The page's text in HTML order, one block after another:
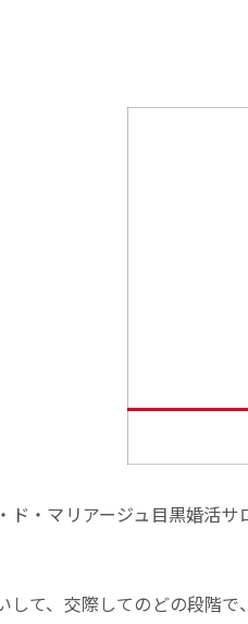
ド・マリアージュ目黒婚活サ
して、交際してのどの段階